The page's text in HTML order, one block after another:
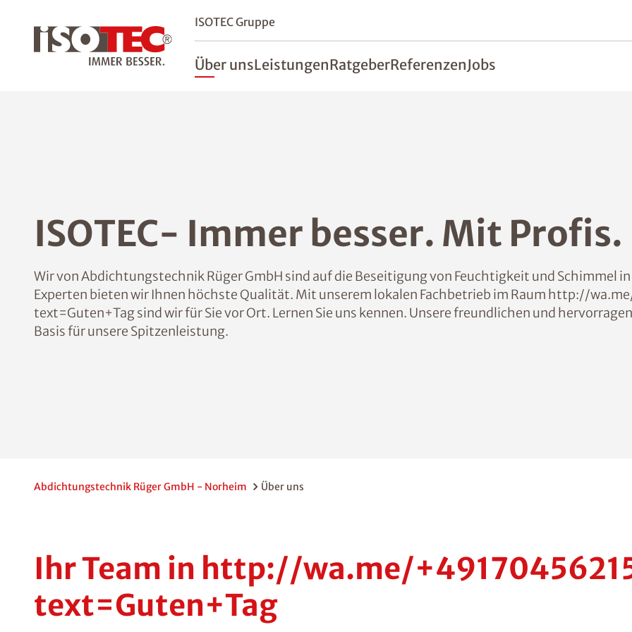
ISOTEC Gruppe
Über unsLeistungenRatgeberReferenzenJobs
ISOTEC- Immer besser. Mit Profis.
Wir von Abdichtungstechnik Rüger GmbH sind auf die Beseitigung von Feuchtigkeit und Schimmel
Experten bieten wir Ihnen höchste Qualität. Mit unserem lokalen Fachbetrieb im Raum http://
text=Guten+Tag sind wir für Sie vor Ort. Lernen Sie uns kennen. Unsere freundlichen und
Basis für unsere Spitzenleistung.
Abdichtungstechnik Rüger GmbH - Norheim Über uns
Ihr Team in http://wa.me/
text=Guten+Tag